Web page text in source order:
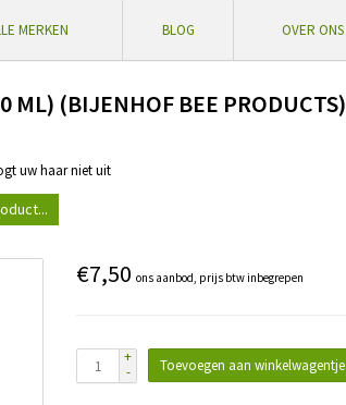
MERKEN BLOG OVER ONS
ML) (BIJENHOF BEE PRODUCTS)
uw haar niet uit
€7,50ons aanbod, prijs btw inbegrepen
+
-
Toevoegen aan winkelwagentje